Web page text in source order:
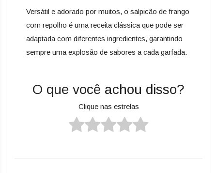
Versátil e adorado por muitos, o salpicão de frango
com repolho é uma receita clássica que pode ser
adaptada com diferentes ingredientes, garantindo
sempre uma explosão de sabores a cada garfada.
O que você achou disso?
Clique nas estrelas